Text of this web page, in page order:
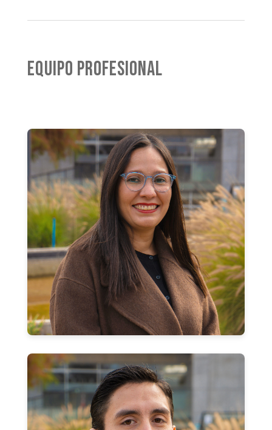
Equipo Profesional
Neida Colmenares Mejías
Jefa de Carrera
neida.colmenares@usach.cl
Paul Barros Monardes